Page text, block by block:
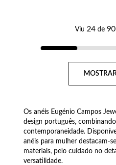
Viu 24de 90
Os anéis Eugénio Campos
design português,
contemporaneidade.
anéis para mulher destacam-
materiais, pelo cuidado no
versatilidade.